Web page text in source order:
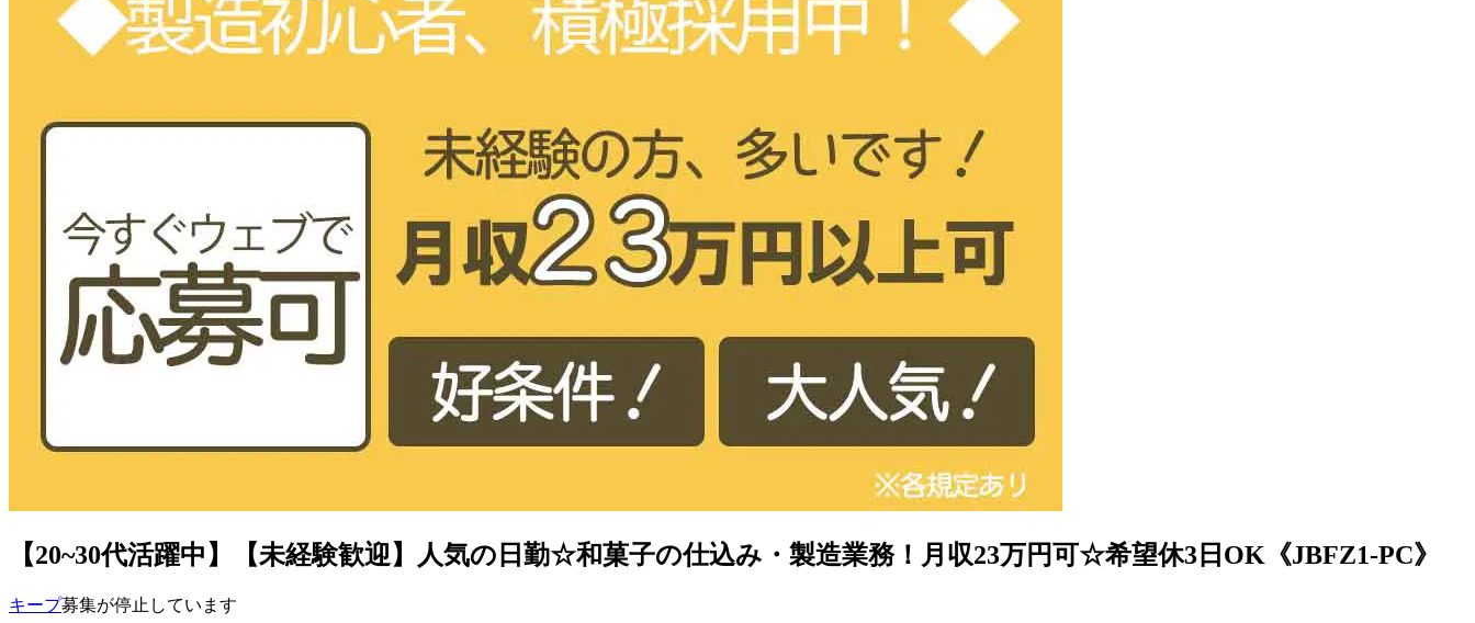
【20~30代活躍中】【未経験歓迎】人気の日勤☆和菓子の仕込み・製造業務！月収23万円可☆希望休3日OK《JBFZ1-PC》
キープ募集が停止しています